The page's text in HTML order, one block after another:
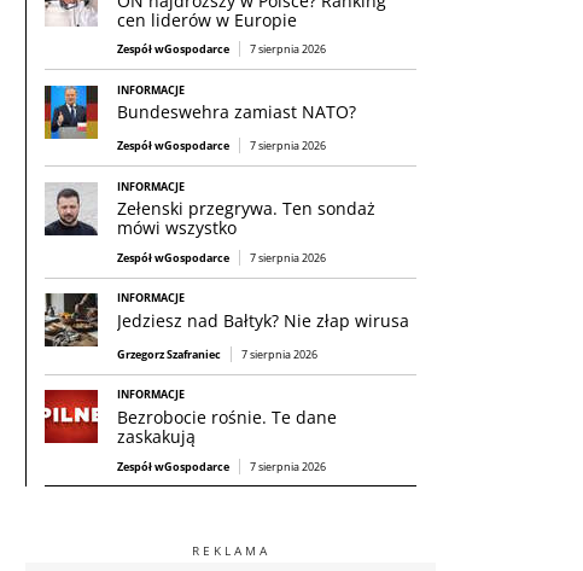
cen liderów w Europie
Zespół wGospodarce 7 sierpnia 2026
INFORMACJE
Bundeswehra zamiast NATO?
Zespół wGospodarce 7 sierpnia 2026
INFORMACJE
Zełenski przegrywa. Ten sondaż
mówi wszystko
Zespół wGospodarce 7 sierpnia 2026
INFORMACJE
Jedziesz nad Bałtyk? Nie złap wirusa
Grzegorz Szafraniec 7 sierpnia 2026
INFORMACJE
Bezrobocie rośnie. Te dane
zaskakują
Zespół wGospodarce 7 sierpnia 2026